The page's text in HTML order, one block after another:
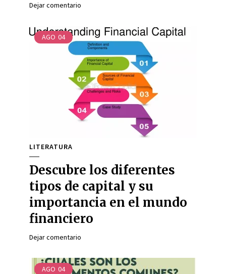
Dejar comentario
AGO 04
LITERATURA
Descubre los diferentes
tipos de capital y su
importancia en el mundo
financiero
Dejar comentario
AGO 04